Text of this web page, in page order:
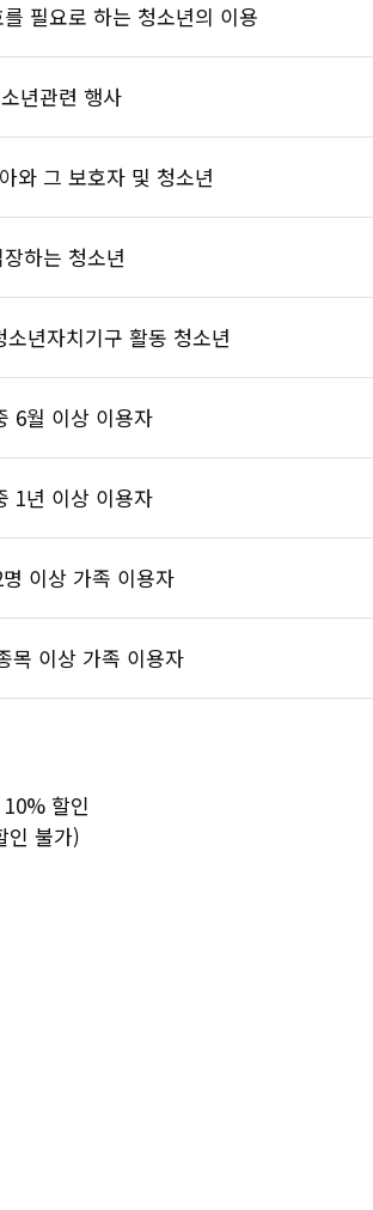
필요로 하는 청소년의 이용
년관련 행사
와 그 보호자 및 청소년
장하는 청소년
년자치기구 활동 청소년
6월 이상 이용자
1년 이상 이용자
이상 가족 이용자
목 이상 가족 이용자
할인
인 불가)